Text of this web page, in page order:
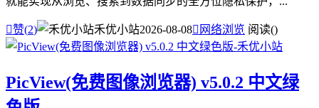
赞(2) 禾优小站2026-08-08 网络浏览 阅读()
PicView(免费图像浏览器) v5.0.2 中文绿